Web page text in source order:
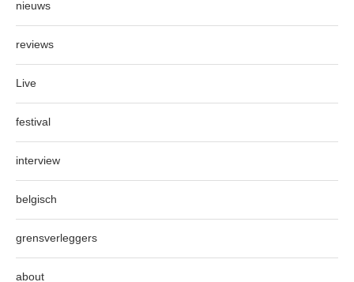
nieuws
reviews
Live
festival
interview
belgisch
grensverleggers
about